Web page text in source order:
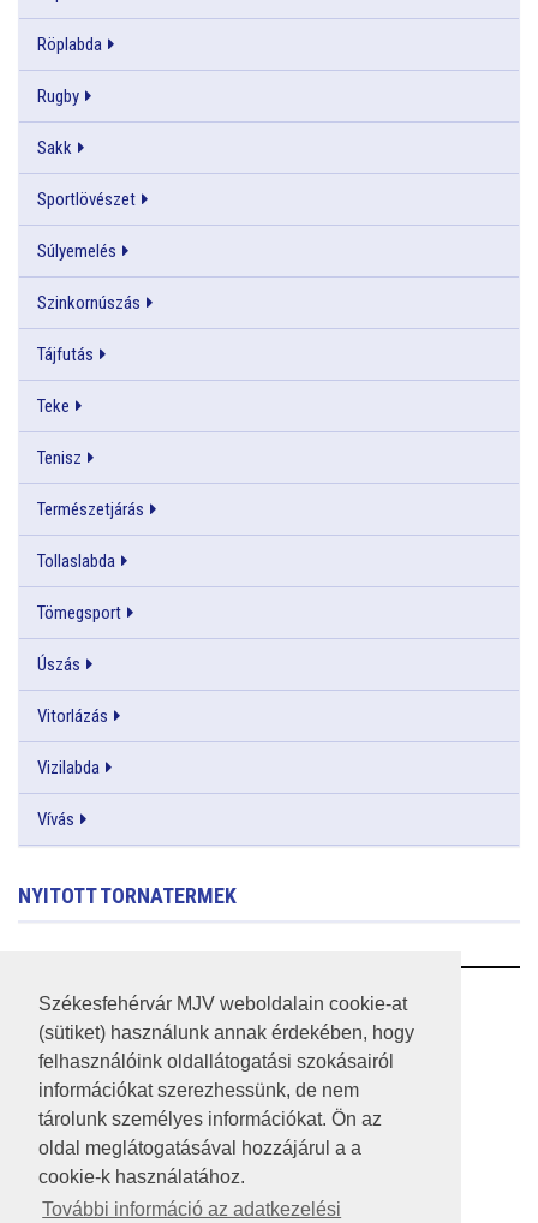
Székesfehérvár MJV weboldalain cookie-at
(sütiket) használunk annak érdekében, hogy
felhasználóink oldallátogatási szokásairól
információkat szerezhessünk, de nem
tárolunk személyes információkat. Ön az
oldal meglátogatásával hozzájárul a a
cookie-k használatához.
További információ az adatkezelési
Röplabda
Rugby
Sakk
Sportlövészet
Súlyemelés
Szinkornúszás
Tájfutás
Teke
Tenisz
Természetjárás
Tollaslabda
Tömegsport
Úszás
Vitorlázás
Vizilabda
Vívás
NYITOTT TORNATERMEK
RSS
A HONLAP 2017.03.31-I ÁLLAPOTA
JOGI NYILATKOZAT
IMPRESSZUM